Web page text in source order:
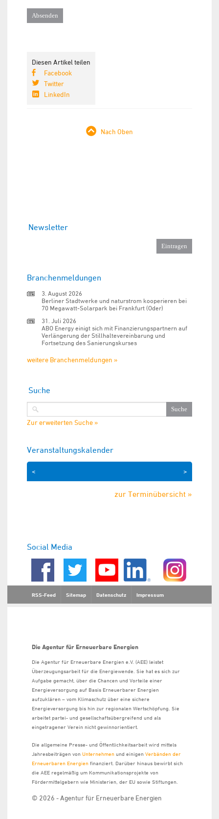
Diesen Artikel teilen
Facebook
Twitter
LinkedIn
Nach Oben
Newsletter
Branchenmeldungen
3. August 2026
Berliner Stadtwerke und naturstrom kooperieren bei
70 Megawatt-Solarpark bei Frankfurt (Oder)
31. Juli 2026
ABO Energy einigt sich mit Finanzierungspartnern auf
Verlängerung der Stillhaltevereinbarung und
Fortsetzung des Sanierungskurses
weitere Branchenmeldungen »
Suche
Zur erweiterten Suche »
Veranstaltungskalender
>
<
zur Terminübersicht »
Social Media
RSS-Feed Sitemap Datenschutz Impressum
Die Agentur für Erneuerbare Energien
Die Agentur für Erneuerbare Energien e.V. (AEE) leistet
Überzeugungsarbeit für die Energiewende. Sie hat es sich zur
Aufgabe gemacht, über die Chancen und Vorteile einer
Energieversorgung auf Basis Erneuerbarer Energien
aufzuklären – vom Klimaschutz über eine sichere
Energieversorgung bis hin zur regionalen Wertschöpfung. Sie
arbeitet partei- und gesellschaftsübergreifend und als
eingetragener Verein nicht gewinnorientiert.
Die allgemeine Presse- und Öffentlichkeitsarbeit wird mittels
Jahresbeiträgen von Unternehmen und einigen Verbänden der
Erneuerbaren Energien finanziert. Darüber hinaus bewirbt sich
die AEE regelmäßig um Kommunikationsprojekte von
Fördermittelgebern wie Ministerien, der EU sowie Stiftungen.
© 2026 - Agentur für Erneuerbare Energien